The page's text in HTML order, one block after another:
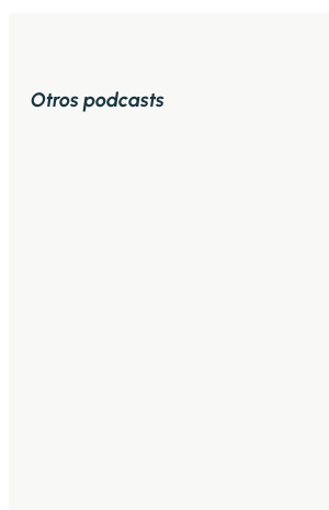
Otros podcasts